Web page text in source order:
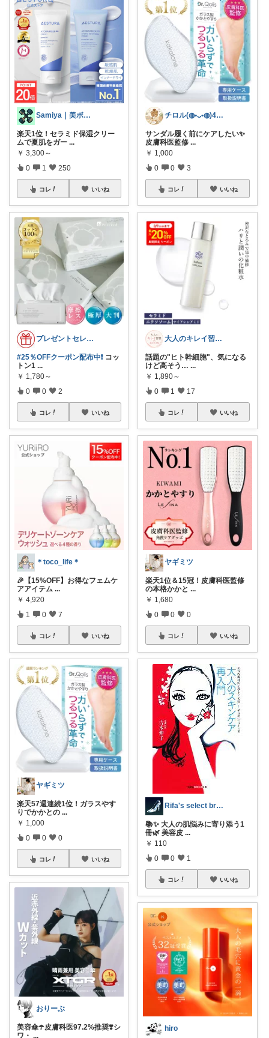
Samiya｜美ボディトレーナー
楽天1位！セラミド保湿クリー
ムで夏肌をガー ...
￥ 3,300～
0 1 250
コレ いいね
プレゼントセレクト館024
#25％OFFクーポン配布中❗ コッ
トン1 ...
￥ 1,780～
0 0 2
コレ いいね
＊toco_life＊
🎉【15%OFF】お得なフェムケ
アアイテム ...
￥ 4,920
1 0 7
コレ いいね
ヤギミツ
楽天57週連続1位！ガラスやす
りでかかとの ...
￥ 1,000
0 0 0
コレ いいね
おりーぶ
美容傘☂️皮膚科医97.2%推奨❣️シ
ワ・ ...
チロル(◍•ᴗ•◍)40代ワーママ🎵
サンダル履く前にケアしたい✨
皮膚科医監修 ...
￥ 1,000
0 0 3
コレ いいね
大人のキレイ習慣ROOM
話題の"ヒト幹細胞"、気になる
けど高そう… ...
￥ 1,890～
0 1 17
コレ いいね
ヤギミツ
楽天1位＆15冠！皮膚科医監修
の本格かかと ...
￥ 1,680
0 0 0
コレ いいね
Rifa's select branch
📚✨ 大人の肌悩みに寄り添う1
冊🌿 美容皮 ...
￥ 110
0 0 1
コレ いいね
hiro